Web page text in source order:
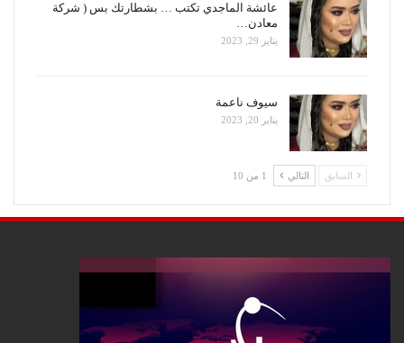
عائشة الماجدي تكتب … بشطارتك بس ( شركة
معادن…
يناير 29, 2023
سيوف ناعمة
يناير 20, 2023
السابق التالي 1 من 10